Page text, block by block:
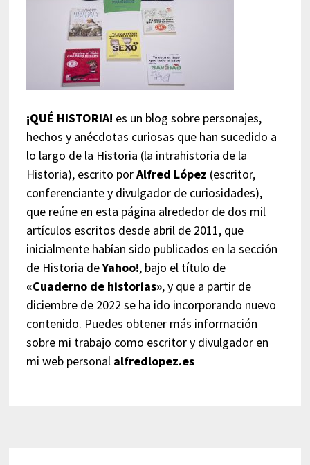
¡QUÉ HISTORIA! es un blog sobre personajes,
hechos y anécdotas curiosas que han sucedido a
lo largo de la Historia (la intrahistoria de la
Historia), escrito porAlfred López (escritor,
conferenciante y divulgador de curiosidades),
que reúne en esta página alrededor de dos mil
artículos escritos desde abril de 2011, que
inicialmente habían sido publicados en la sección
de Historia deYahoo!, bajo el título de
«Cuaderno de historias», y que a partir de
diciembre de 2022 se ha ido incorporando nuevo
contenido. Puedes obtener más información
sobre mi trabajo como escritor y divulgador en
mi web personal alfredlopez.es